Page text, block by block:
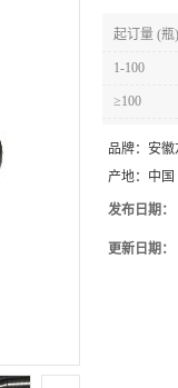
起订量 (瓶)
1-100
≥100
品牌： 安徽
产地： 中国
发布日期：
更新日期：